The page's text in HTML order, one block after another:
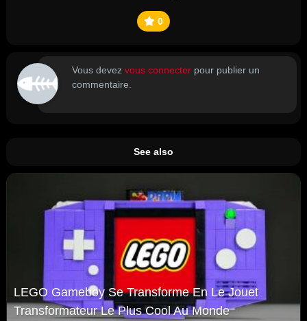
0
Vous devez vous connecterpour publier un
commentaire.
See also
LEGO Gameboy Se Transforme En Le Jouet
Transformateur Le Plus Cool Au Monde